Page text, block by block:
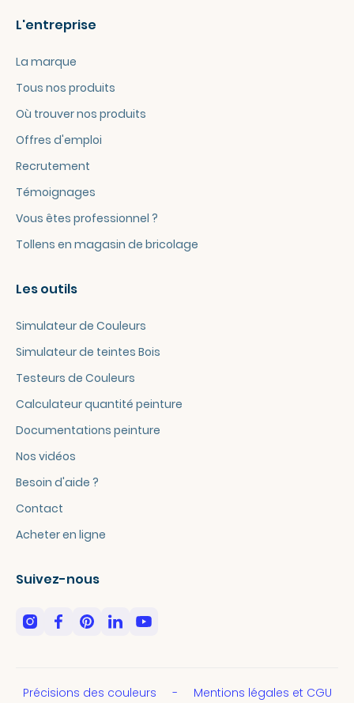
L'entreprise
La marque
Tous nos produits
Où trouver nos produits
Offres d'emploi
Recrutement
Témoignages
Vous êtes professionnel ?
Tollens en magasin de bricolage
Les outils
Simulateur de Couleurs
Simulateur de teintes Bois
Testeurs de Couleurs
Calculateur quantité peinture
Documentations peinture
Nos vidéos
Besoin d'aide ?
Contact
Acheter en ligne
Suivez-nous
Précisions des couleurs
Mentions légales et CGU